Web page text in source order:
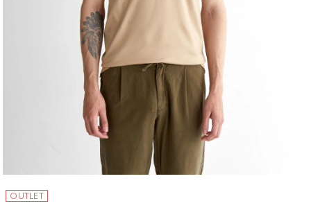
OUTLET